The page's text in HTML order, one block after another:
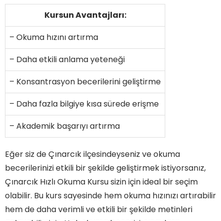
Kursun Avantajları:
– Okuma hızını artırma
– Daha etkili anlama yeteneği
– Konsantrasyon becerilerini geliştirme
– Daha fazla bilgiye kısa sürede erişme
– Akademik başarıyı artırma
Eğer siz de Çınarcık ilçesindeyseniz ve okuma
becerilerinizi etkili bir şekilde geliştirmek istiyorsanız,
Çınarcık Hızlı Okuma Kursu sizin için ideal bir seçim
olabilir. Bu kurs sayesinde hem okuma hızınızı artırabilir
hem de daha verimli ve etkili bir şekilde metinleri